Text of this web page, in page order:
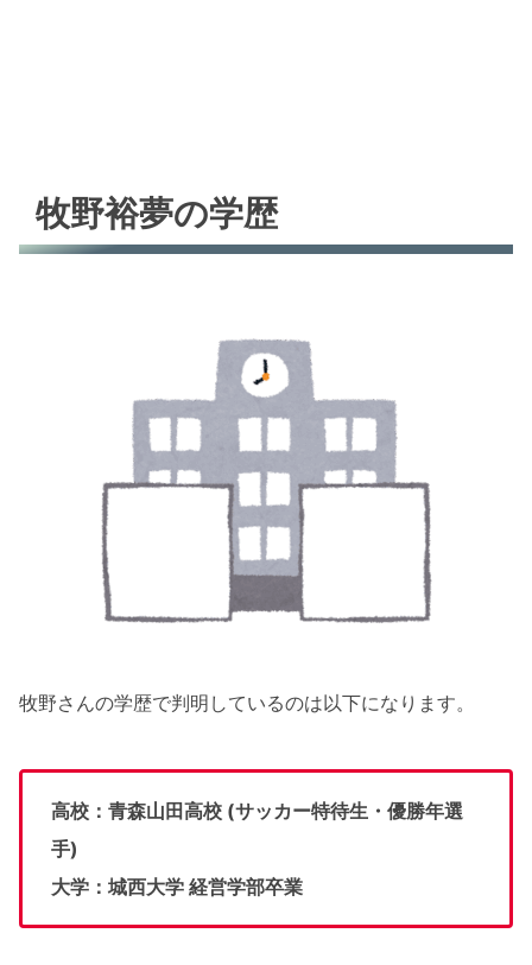
牧野裕夢の学歴
牧野さんの学歴で判明しているのは以下になります。
高校：青森山田高校 (サッカー特待生・優勝年選
手)
大学：城西大学 経営学部卒業